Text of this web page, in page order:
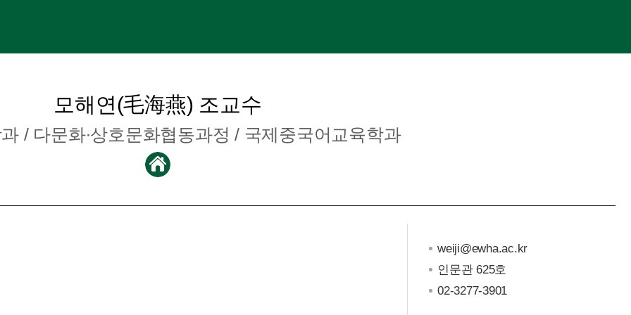
모해연(毛海燕) 조교수
/ 다문화∙상호문화협동과정 / 국제중국어교육학과
weiji@ewha.ac.kr
인문관 625호
02-3277-3901